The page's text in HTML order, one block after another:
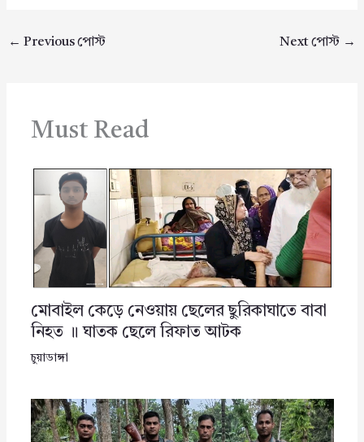
← Previous পোস্ট Next পোস্ট →
Must Read
মোবাইল কেড়ে নেওয়ায় ছেলের ছুরিকাঘাতে বাবা
নিহত ॥ ঘাতক ছেলে রিফাত আটক
চুয়াডাঙ্গা